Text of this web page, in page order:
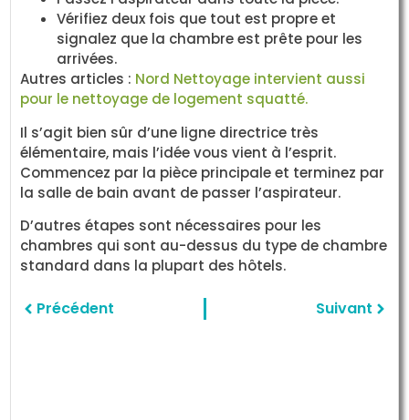
Vérifiez deux fois que tout est propre et
signalez que la chambre est prête pour les
arrivées.
Autres articles : Nord Nettoyage intervient aussi
pour le nettoyage de logement squatté.
Il s’agit bien sûr d’une ligne directrice très
élémentaire, mais l’idée vous vient à l’esprit.
Commencez par la pièce principale et terminez par
la salle de bain avant de passer l’aspirateur.
D’autres étapes sont nécessaires pour les
chambres qui sont au-dessus du type de chambre
standard dans la plupart des hôtels.
Précédent Suivant